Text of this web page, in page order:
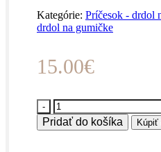
Kategórie: Príčesok - drdol
drdol na gumičke
15.00€
množstvo
KUĆERAVÝ
DRDOL
Pridať do košíka Kúpiť